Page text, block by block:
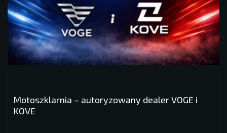
Motoszklarnia – autoryzowany dealer VOGE i
KOVE